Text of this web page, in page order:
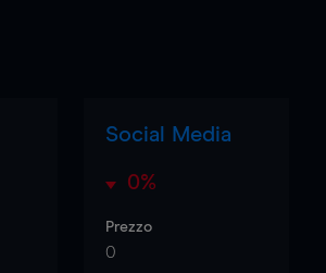
Social Media
0%
Prezzo
0